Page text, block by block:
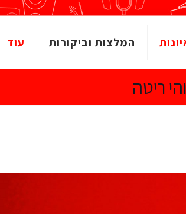
המלצות וביקורות עוד
ריטה